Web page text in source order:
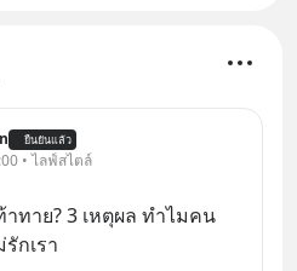
ยืนยันแล้ว
• ไลฟ์สไตล์
ทาย? 3 เหตุผล ทำไมคน
กเรา